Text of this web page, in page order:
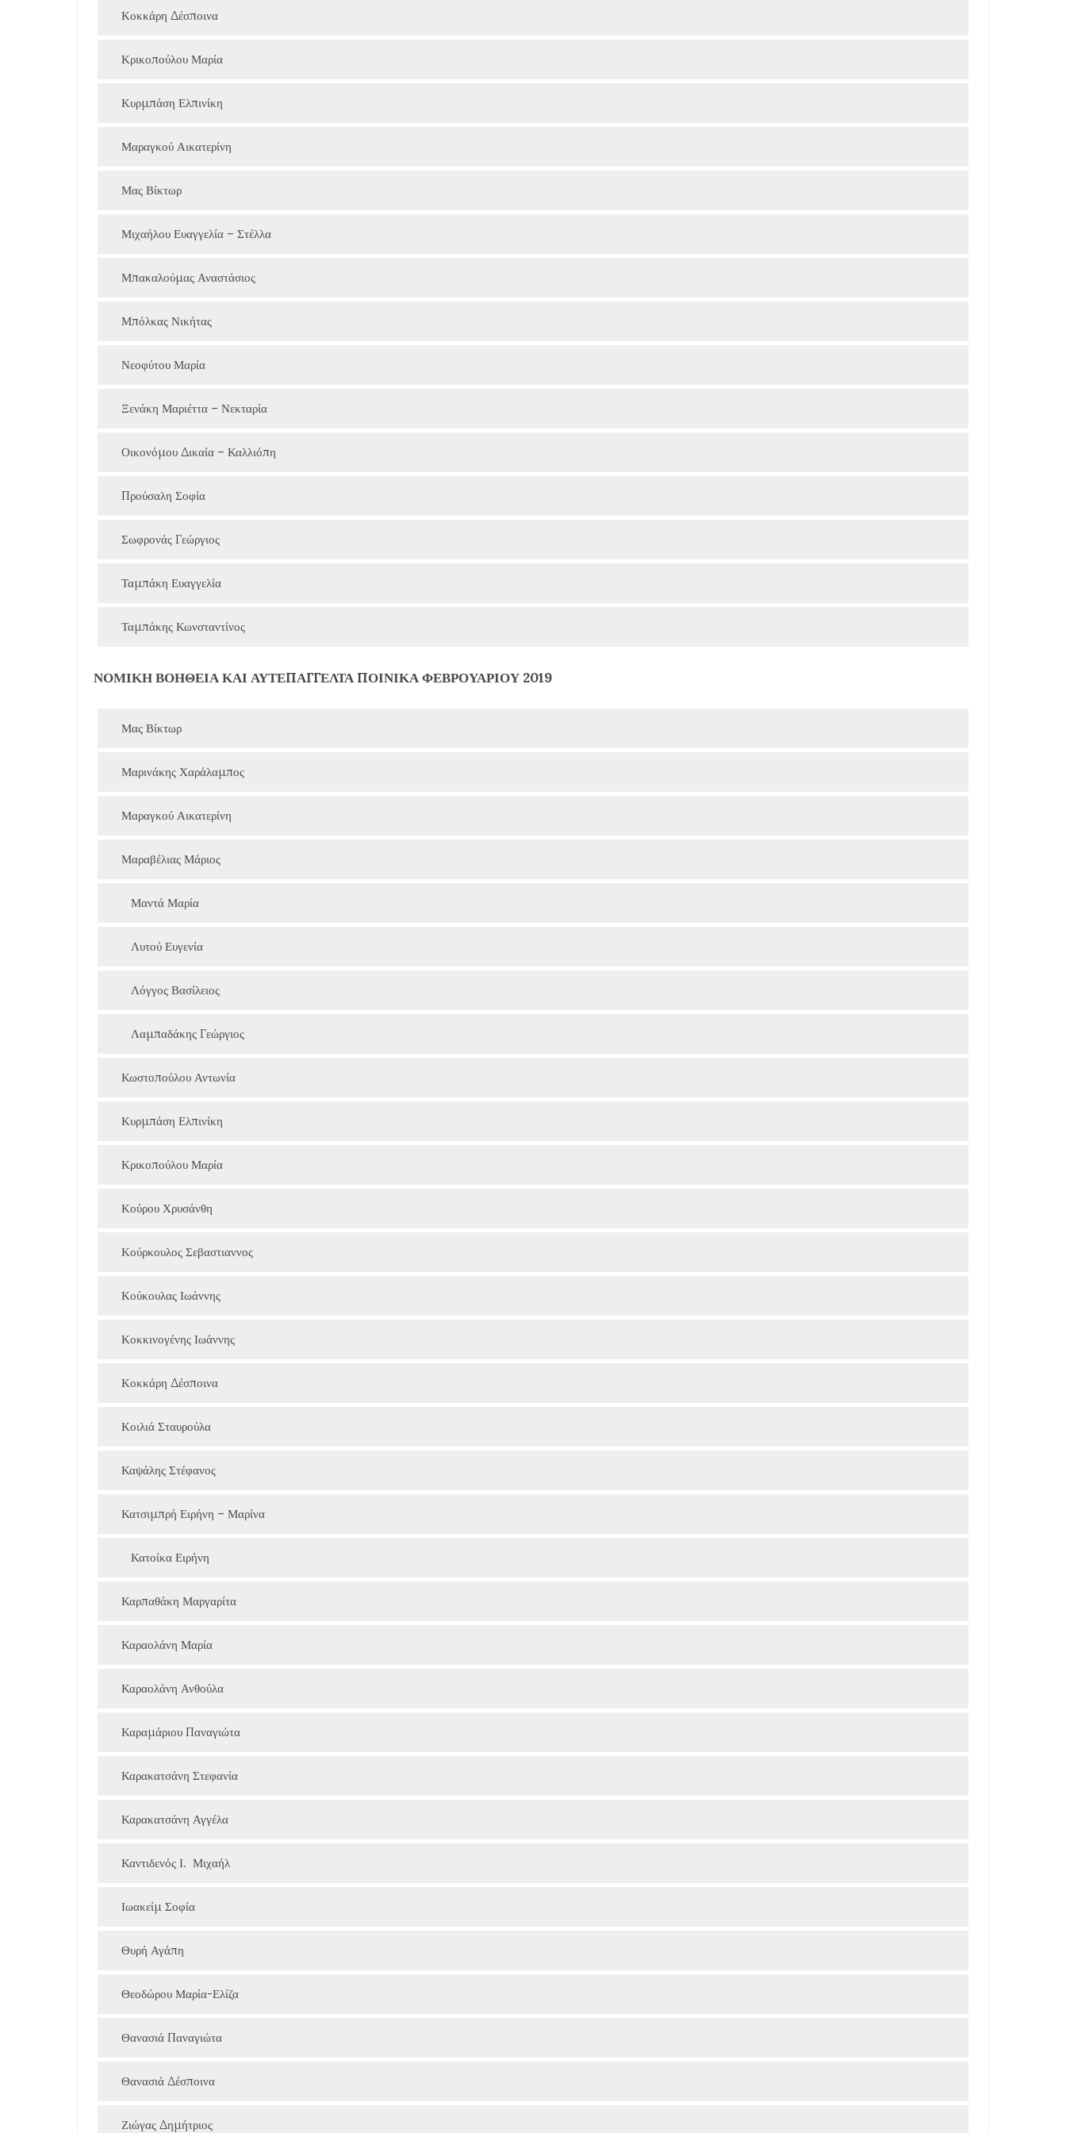
Κοκκάρη Δέσποινα
Κρικοπούλου Μαρία
Κυρμπάση Ελπινίκη
Μαραγκού Αικατερίνη
Μας Βίκτωρ
Μιχαήλου Ευαγγελία – Στέλλα
Μπακαλούμας Αναστάσιος
Μπόλκας Νικήτας
Νεοφύτου Μαρία
Ξενάκη Μαριέττα – Νεκταρία
Οικονόμου Δικαία – Καλλιόπη
Προύσαλη Σοφία
Σωφρονάς Γεώργιος
Ταμπάκη Ευαγγελία
Ταμπάκης Κωνσταντίνος
ΝΟΜΙΚΗ ΒΟΗΘΕΙΑ ΚΑΙ ΑΥΤΕΠΑΓΓΕΛΤΑ ΠΟΙΝΙΚΑ ΦΕΒΡΟΥΑΡΙΟΥ 2019
Μας Βίκτωρ
Μαρινάκης Χαράλαμπος
Μαραγκού Αικατερίνη
Μαραβέλιας Μάριος
Μαντά Μαρία
Λυτού Ευγενία
Λόγγος Βασίλειος
Λαμπαδάκης Γεώργιος
Κωστοπούλου Αντωνία
Κυρμπάση Ελπινίκη
Κρικοπούλου Μαρία
Κούρου Χρυσάνθη
Κούρκουλος Σεβαστιαννος
Κούκουλας Ιωάννης
Κοκκινογένης Ιωάννης
Κοκκάρη Δέσποινα
Κοιλιά Σταυρούλα
Καψάλης Στέφανος
Κατσιμπρή Ειρήνη – Μαρίνα
Κατοίκα Ειρήνη
Καρπαθάκη Μαργαρίτα
Καραολάνη Μαρία
Καραολάνη Ανθούλα
Καραμάριου Παναγιώτα
Καρακατσάνη Στεφανία
Καρακατσάνη Αγγέλα
Καντιδενός Ι. Μιχαήλ
Ιωακείμ Σοφία
Θυρή Αγάπη
Θεοδώρου Μαρία-Ελίζα
Θανασιά Παναγιώτα
Θανασιά Δέσποινα
Ζιώγας Δημήτριος